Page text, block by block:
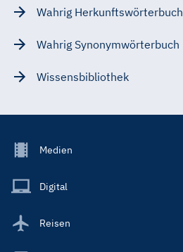
Wahrig Herkunftswörterbuch
Wahrig Synonymwörterbuch
Wissensbibliothek
Footer
Main
Medien
Digital
Reisen